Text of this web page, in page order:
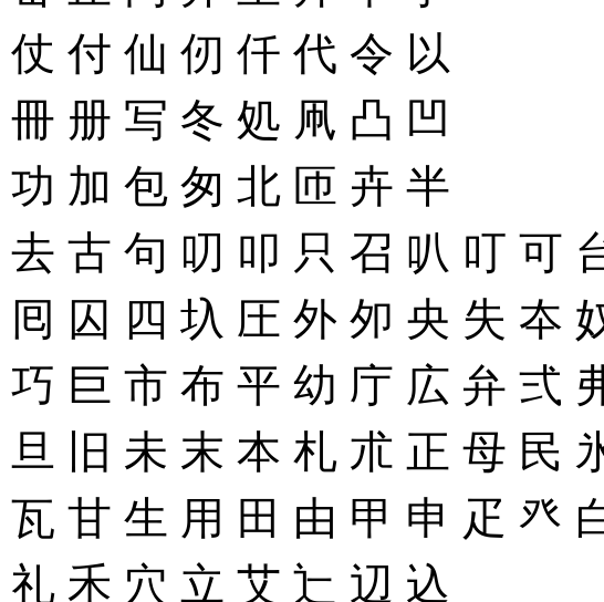
仗 付 仙 仞 仟 代 令 以
冊 册 写 冬 処 凧 凸 凹
功 加 包 匆 北 匝 卉 半
去 古 句 叨 叩 只 召 叭 叮 可
囘 囚 四 圦 圧 外 夘 央 失 夲
巧 巨 市 布 平 幼 庁 広 弁 弍
旦 旧 未 末 本 札 朮 正 母 民
瓦 甘 生 用 田 由 甲 申 疋 癶
礼 禾 穴 立 艾 辷 辺 込